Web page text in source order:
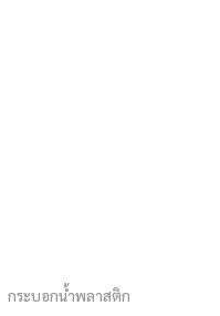
กระบอกน้ำพลาสติก